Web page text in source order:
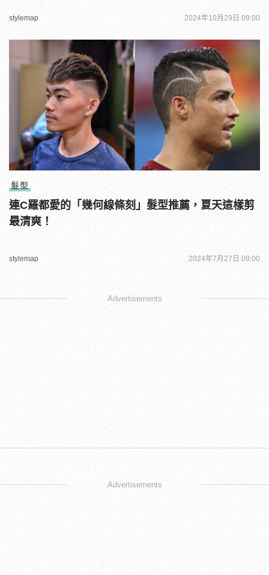
stylemap 2024年10月29日 09:00
髮型
連C羅都愛的「幾何線條刻」髮型推薦，夏天這樣剪
最清爽！
stylemap 2024年7月27日 09:00
Advertisements
Advertisements